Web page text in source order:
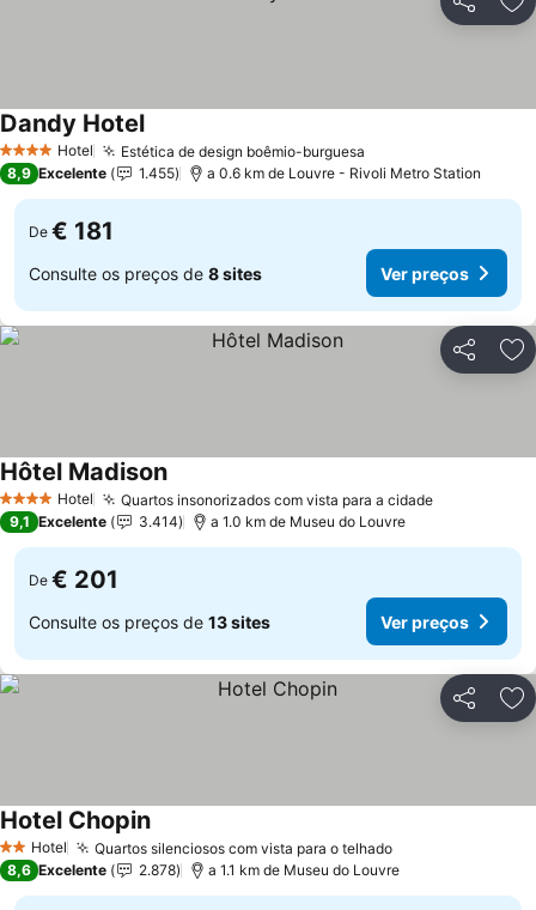
Partilhar
4 EstrelasHotel Estética de design boêmio-burguesa
Dandy Hotel
8,9 Excelente 1.455 a 0.6 km de Louvre - Rivoli Metro Station
De € 181
Consulte os preços de 8 sites Ver preços
Partilhar
4 EstrelasHotel Quartos insonorizados com vista para a cidade
Hôtel Madison
9,1 Excelente 3.414 a 1.0 km de Museu do Louvre
De € 201
Consulte os preços de 13 sites Ver preços
Partilhar
2 Estrelas
Hotel Quartos silenciosos com vista para o telhado
Hotel Chopin
8,6 Excelente 2.878 a 1.1 km de Museu do Louvre